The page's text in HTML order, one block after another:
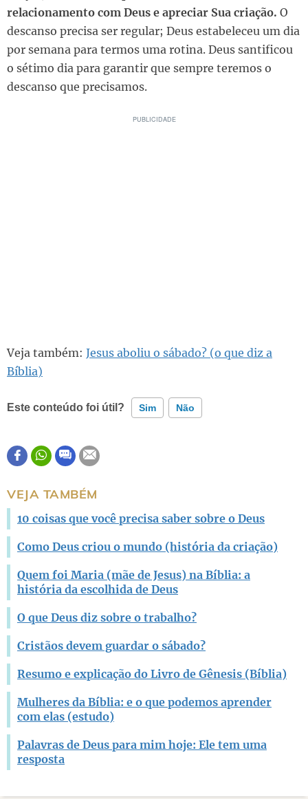
relacionamento com Deus e apreciar Sua criação. O
descanso precisa ser regular; Deus estabeleceu um dia
por semana para termos uma rotina. Deus santificou
o sétimo dia para garantir que sempre teremos o
descanso que precisamos.
Veja também: Jesus aboliu o sábado? (o que diz a
Bíblia)
Este conteúdo foi útil? Sim Não
Este conteúdo contém informação incorreta
VEJA TAMBÉM
10 coisas que você precisa saber sobre o Deus
Como Deus criou o mundo (história da criação)
Quem foi Maria (mãe de Jesus) na Bíblia: a
história da escolhida de Deus
O que Deus diz sobre o trabalho?
Cristãos devem guardar o sábado?
Resumo e explicação do Livro de Gênesis (Bíblia)
Mulheres da Bíblia: e o que podemos aprender
com elas (estudo)
Palavras de Deus para mim hoje: Ele tem uma
resposta